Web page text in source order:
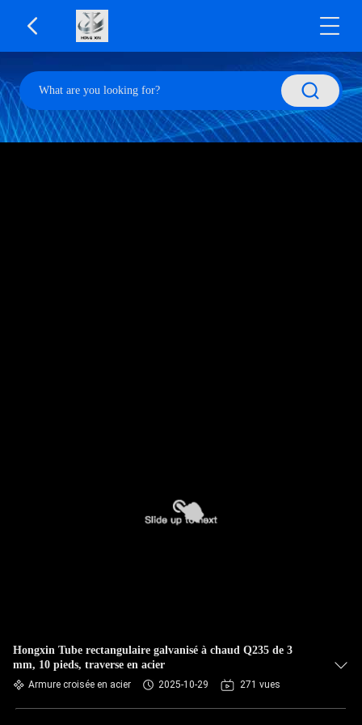
Hongxin Tube rectangulaire galvanisé à chaud Q235 de 3
mm, 10 pieds, traverse en acier
Armure croisée en acier 2025-10-29 271 vues